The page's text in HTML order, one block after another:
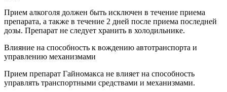
Прием алкоголя должен быть исключен в течение приема
препарата, а также в течение 2 дней после приема последней
дозы. Препарат не следует хранить в холодильнике.
Влияние на способность к вождению автотранспорта и
управлению механизмами
Прием препарат Гайномакса не влияет на способность
управлять транспортными средствами и механизмами.